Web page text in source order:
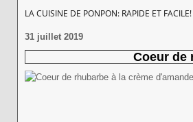
LA CUISINE DE PONPON: RAPIDE ET FACILE!
31 juillet 2019
Coeur de